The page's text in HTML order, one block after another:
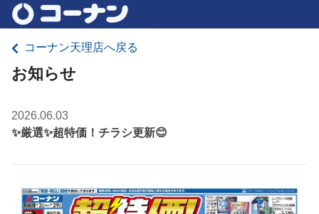
コーナン天理店へ戻る
お知らせ
2026.06.03
✨厳選✨超特価！チラシ更新😊